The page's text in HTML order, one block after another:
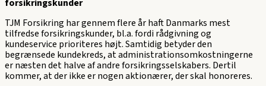
forsikringskunder
TJM Forsikring har gennem flere år haft Danmarks mest
tilfredse forsikringskunder, bl.a. fordi rådgivning og
kundeservice prioriteres højt. Samtidig betyder den
begrænsede kundekreds, at administrationsomkostningerne
er næsten det halve af andre forsikringsselskabers. Dertil
kommer, at der ikke er nogen aktionærer, der skal honoreres.